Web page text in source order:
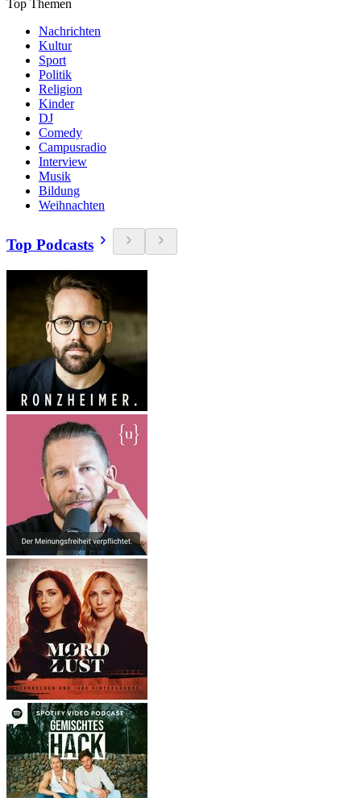
Top Themen
Nachrichten
Kultur
Sport
Politik
Religion
Kinder
DJ
Comedy
Campusradio
Interview
Musik
Bildung
Weihnachten
Top Podcasts